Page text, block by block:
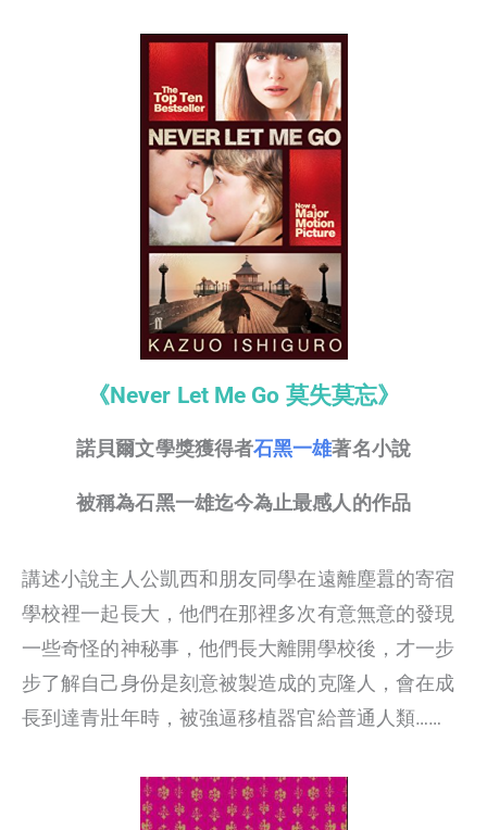
《Never Let Me Go 莫失莫忘》
諾貝爾文學獎獲得者石黑一雄著名小說
被稱為石黑一雄迄今為止最感人的作品
講述小說主人公凱西和朋友同學在遠離塵囂的寄宿
學校裡一起長大，他們在那裡多次有意無意的發現
一些奇怪的神秘事，他們長大離開學校後，才一步
步了解自己身份是刻意被製造成的克隆人，會在成
長到達青壯年時，被強逼移植器官給普通人類……